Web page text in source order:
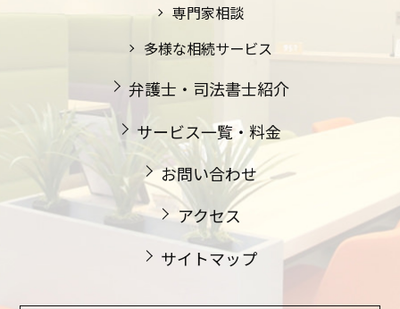
専門家相談
多様な相続サービス
弁護士・司法書士紹介
サービス一覧・料金
お問い合わせ
アクセス
サイトマップ